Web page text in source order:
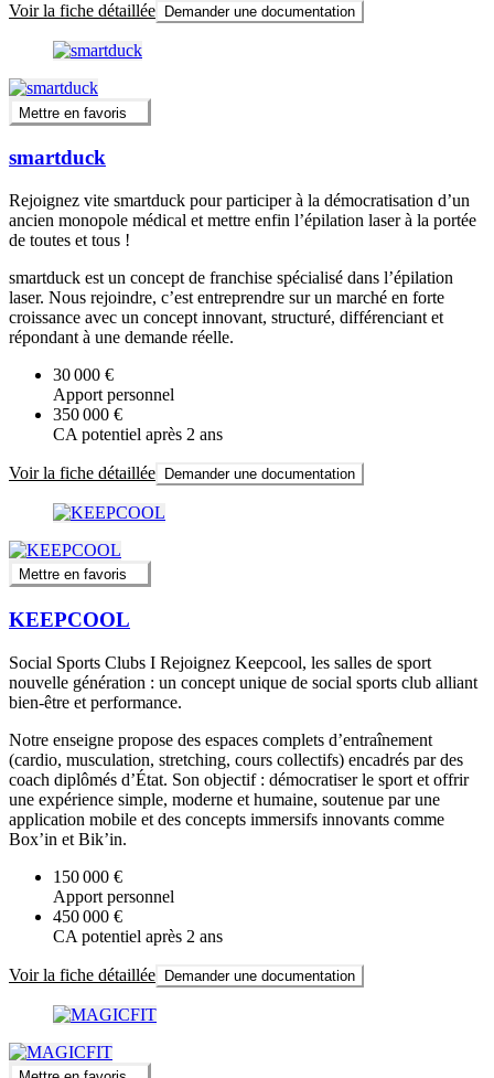
Voir la fiche détaillée Demander une documentation
Mettre en favoris
smartduck
Rejoignez vite smartduck pour participer à la démocratisation d’un
ancien monopole médical et mettre enfin l’épilation laser à la portée
de toutes et tous !
smartduck est un concept de franchise spécialisé dans l’épilation
laser. Nous rejoindre, c’est entreprendre sur un marché en forte
croissance avec un concept innovant, structuré, différenciant et
répondant à une demande réelle.
30 000 €
Apport personnel
350 000 €
CA potentiel après 2 ans
Voir la fiche détaillée Demander une documentation
Mettre en favoris
KEEPCOOL
Social Sports Clubs I Rejoignez Keepcool, les salles de sport
nouvelle génération : un concept unique de social sports club alliant
bien-être et performance.
Notre enseigne propose des espaces complets d’entraînement
(cardio, musculation, stretching, cours collectifs) encadrés par des
coach diplômés d’État. Son objectif : démocratiser le sport et offrir
une expérience simple, moderne et humaine, soutenue par une
application mobile et des concepts immersifs innovants comme
Box’in et Bik’in.
150 000 €
Apport personnel
450 000 €
CA potentiel après 2 ans
Voir la fiche détaillée Demander une documentation